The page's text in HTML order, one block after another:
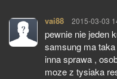
vai88 pisze:
2015-03-03
pewnie nie jeden
samsung ma
inna sprawa ,
moze z tysiaka